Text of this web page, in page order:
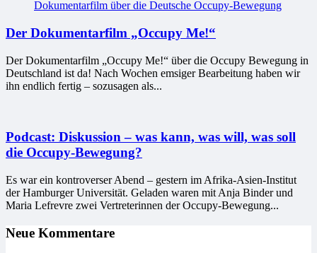
Der Dokumentarfilm „Occupy Me!“
Der Dokumentarfilm „Occupy Me!“ über die Occupy Bewegung in
Deutschland ist da! Nach Wochen emsiger Bearbeitung haben wir
ihn endlich fertig – sozusagen als...
Podcast: Diskussion – was kann, was will, was soll
die Occupy-Bewegung?
Es war ein kontroverser Abend – gestern im Afrika-Asien-Institut
der Hamburger Universität. Geladen waren mit Anja Bin­der und
Maria Lefrevre zwei Vertreterinnen der Occupy-Bewegung...
Neue Kommentare